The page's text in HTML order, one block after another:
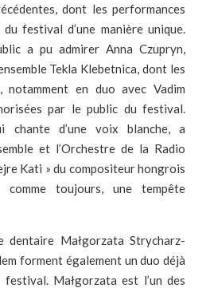
dont les performances
festival d’une manière unique.
a pu admirer Anna Czupryn,
Tekla Klebetnica, dont les
notamment en duo avec Vadim
par le public du festival.
chante d’une voix blanche, a
et l’Orchestre de la Radio
Kati » du compositeur hongrois
comme toujours, une tempête
dentaire Małgorzata Strycharz-
forment également un duo déjà
Małgorzata est l’un des